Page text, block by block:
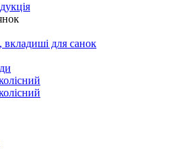
вкладиші для санок